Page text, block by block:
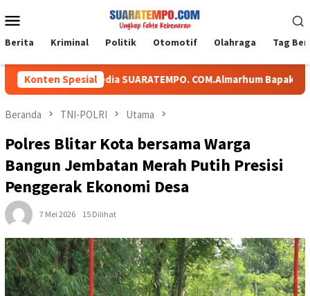
ke
kontenMobile
Berita Kriminal Politik Otomotif Olahraga Tag
Konten Spesial
Media SUARATEMPO. COM.Almarhum Bapak.M SHOLEH,
Beranda TNI-POLRI Utama
Polres Blitar Kota bersama Warga
Bangun Jembatan Merah Putih Presisi
Penggerak Ekonomi Desa
7 Mei 2026 15 Dilihat